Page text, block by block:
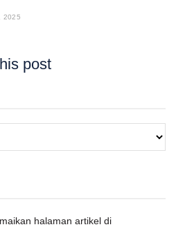
2025
post
halaman artikel di